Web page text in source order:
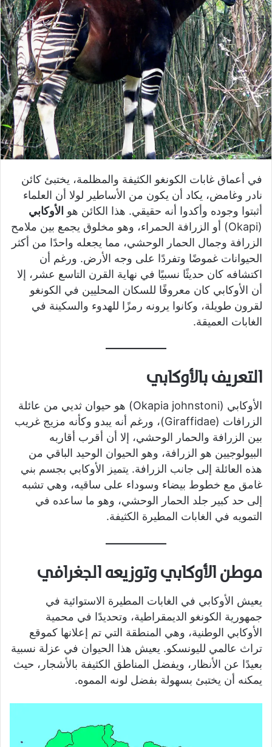
في أعماق غابات الكونغو الكثيفة والمظلمة، يختبئ كائن
نادر وغامض، يكاد أن يكون من الأساطير لولا أن العلماء
أثبتوا وجوده وأكدوا أنه حقيقي. هذا الكائن هو الأوكابي
(Okapi) أو الزرافة الحمراء، وهو مخلوق يجمع بين ملامح
الزرافة وجمال الحمار الوحشي، مما يجعله واحدًا من أكثر
الحيوانات غموضًا وتفردًا على وجه الأرض. ورغم أن
اكتشافه كان حديثًا نسبيًا في نهاية القرن التاسع عشر، إلا
أن الأوكابي كان معروفًا للسكان المحليين في الكونغو
لقرون طويلة، وكانوا يرونه رمزًا للهدوء والسكينة في
الغابات العميقة.
التعريف بالأوكابي
الأوكابي (Okapia johnstoni) هو حيوان ثديي من عائلة
الزرافات (Giraffidae)، ورغم أنه يبدو وكأنه مزيج غريب
بين الزرافة والحمار الوحشي، إلا أن أقرب أقاربه
البيولوجيين هو الزرافة، وهو الحيوان الوحيد الباقي من
هذه العائلة إلى جانب الزرافة. يتميز الأوكابي بجسم بني
غامق مع خطوط بيضاء وسوداء على ساقيه، وهي تشبه
إلى حد كبير جلد الحمار الوحشي، وهو ما ساعده في
التمويه في الغابات المطيرة الكثيفة.
موطن الأوكابي وتوزيعه الجغرافي
يعيش الأوكابي في الغابات المطيرة الاستوائية في
جمهورية الكونغو الديمقراطية، وتحديدًا في محمية
الأوكابي الوطنية، وهي المنطقة التي تم إعلانها كموقع
تراث عالمي لليونسكو. يعيش هذا الحيوان في عزلة نسبية
بعيدًا عن الأنظار، ويفضل المناطق الكثيفة بالأشجار، حيث
يمكنه أن يختبئ بسهولة بفضل لونه المموه.